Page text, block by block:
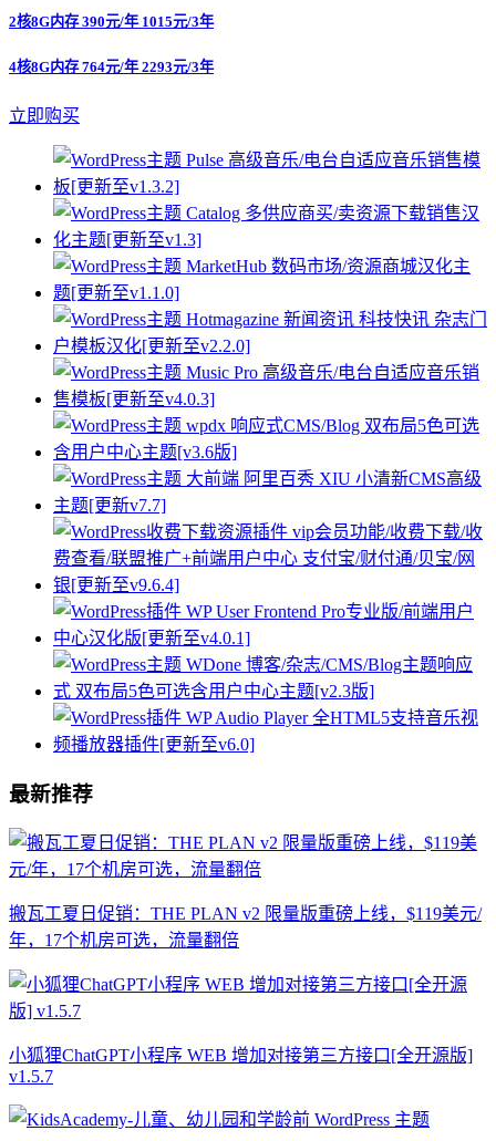
2核8G内存 390元/年 1015元/3年
4核8G内存 764元/年 2293元/3年
立即购买
最新推荐
搬瓦工夏日促销：THE PLAN v2 限量版重磅上线，$119美元/
年，17个机房可选，流量翻倍
小狐狸ChatGPT小程序 WEB 增加对接第三方接口[全开源版]
v1.5.7